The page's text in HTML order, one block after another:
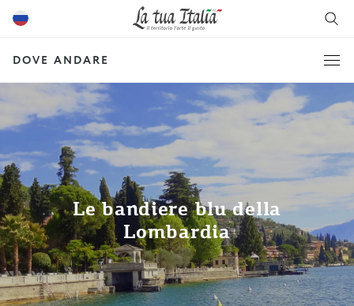
DOVE ANDARE
Le bandiere blu della
Lombardia